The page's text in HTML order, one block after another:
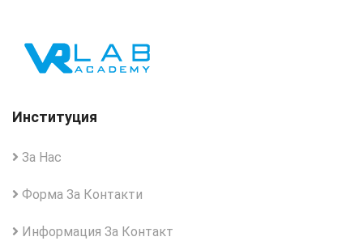
Институция
За Нас
Форма За Контакти
Информация За Контакт